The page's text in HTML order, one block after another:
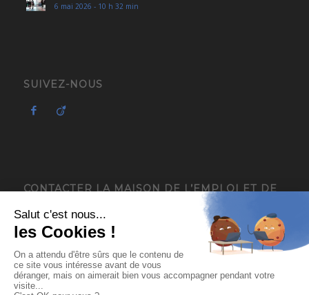
6 mai 2026 - 10 h 32 min
SUIVEZ-NOUS
CONTACTER LA MAISON DE L’EMPLOI ET DE
4, avenue du Général de Gaulle
38120 Saint-Égrève
04 76 13 18 05
contact@mee-mife.fr